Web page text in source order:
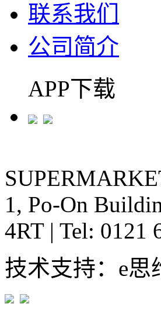
联系我们
公司简介
APP下载
1, Po-On
4RT | Tel: 0121
技术支持：e思